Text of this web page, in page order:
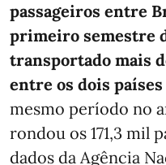
passageiros entre
primeiro semestre
transportado mais
entre os dois
mesmo período no
rondou os 171,3 mil
dados da Agência